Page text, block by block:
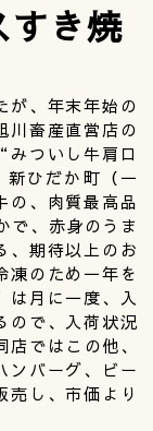
すき焼
、年末年始の
川畜産直営店の
みついし牛肩ロ
ひだか町（一
の、肉質最高品
で、赤身のうま
、期待以上のお
凍のため一年を
月に一度、入
ので、入荷状況
ではこの他、
ンバーグ、ビー
売し、市価より